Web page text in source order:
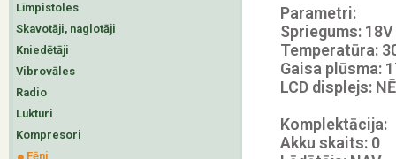
Līmpistoles
Skavotāji, naglotāji
Kniedētāji
Vibrovāles
Radio
Lukturi
Kompresori
Fēni
Parametri:
Spriegums: 18V
Temperatūra:
Gaisa plūsma:
LCD displejs: NĒ
Komplektācija:
Akku skaits: 0